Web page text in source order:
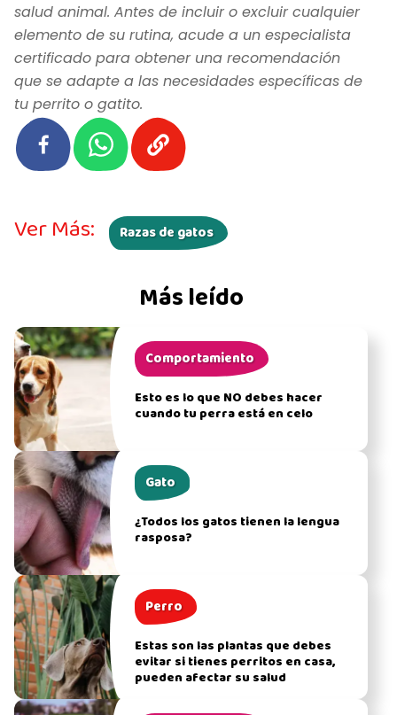
salud animal. Antes de incluir o excluir cualquier
elemento de su rutina, acude a un especialista
certificado para obtener una recomendación
que se adapte a las necesidades específicas de
tu perrito o gatito.
Más leído
Comportamiento
Esto es lo que NO debes hacer
cuando tu perra está en celo
Gato
¿Todos los gatos tienen la lengua
rasposa?
Perro
Estas son las plantas que debes
evitar si tienes perritos en casa,
pueden afectar su salud
Ver Más: Razas de gatos